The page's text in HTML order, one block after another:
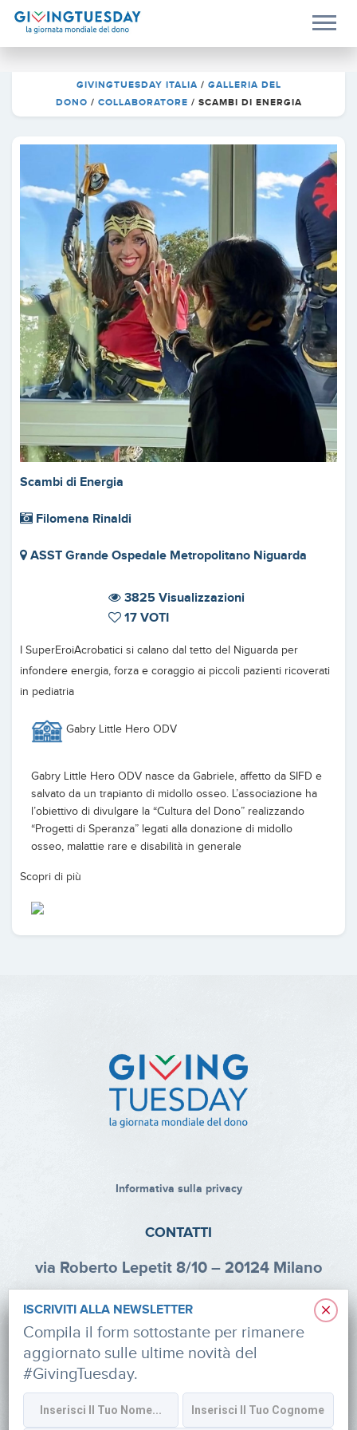
GIVINGTUESDAY ITALIA / GALLERIA DEL
DONO / COLLABORATORE / SCAMBI DI ENERGIA
Scambi di Energia
Filomena Rinaldi
ASST Grande Ospedale Metropolitano Niguarda
3825 Visualizzazioni
17 VOTI
I SuperEroiAcrobatici si calano dal tetto del Niguarda per
infondere energia, forza e coraggio ai piccoli pazienti ricoverati
in pediatria
Gabry Little Hero ODV
Gabry Little Hero ODV nasce da Gabriele, affetto da SIFD e
salvato da un trapianto di midollo osseo. L’associazione ha
l’obiettivo di divulgare la “Cultura del Dono” realizzando
“Progetti di Speranza” legati alla donazione di midollo
osseo, malattie rare e disabilità in generale
Scopri di più
Informativa sulla privacy
CONTATTI
via Roberto Lepetit 8/10 – 20124 Milano
Tel: +39 02 47924880
CF: 91374340379
SOCIAL
×
ISCRIVITI ALLA NEWSLETTER
Compila il form sottostante per rimanere
aggiornato sulle ultime novità del
#GivingTuesday.